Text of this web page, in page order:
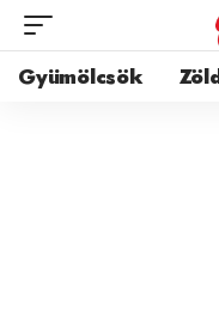
Gyümölcsök